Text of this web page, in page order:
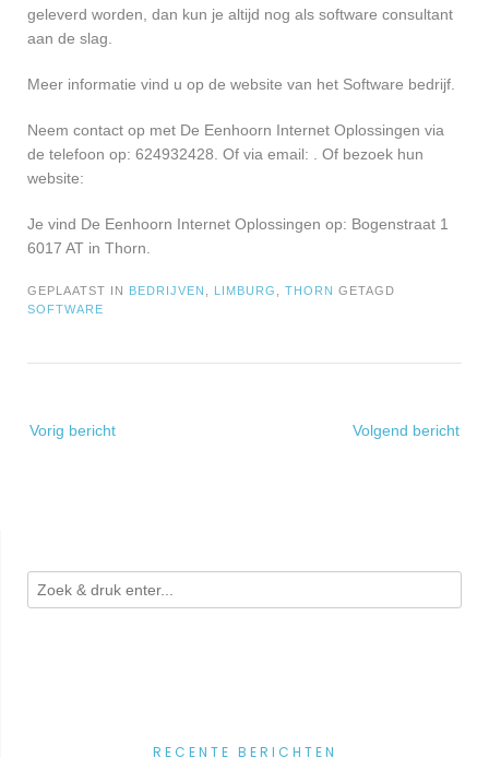
geleverd worden, dan kun je altijd nog als software consultant
aan de slag.
Meer informatie vind u op de website van het Software bedrijf.
Neem contact op met De Eenhoorn Internet Oplossingen via
de telefoon op: 624932428. Of via email:
. Of bezoek hun
website:
Je vind De Eenhoorn Internet Oplossingen op: Bogenstraat 1
6017 AT in Thorn.
GEPLAATST IN BEDRIJVEN LIMBURG THORN GETAGD
SOFTWARE
navigatie
Vorig bericht Volgend bericht
RECENTE BERICHTEN